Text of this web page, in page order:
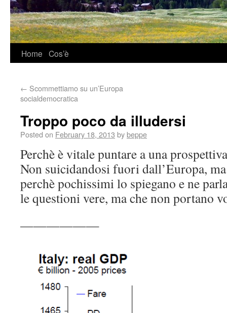
Home Cos’è
← Scommettiamo su un’Europa
socialdemocratica
Troppo poco da illudersi
Posted on February 18, 2013 bybeppe
Perchè è vitale puntare a una
Non suicidandosi fuori dall’Europa,
perchè pochissimi lo spiegano e ne
le questioni vere, ma che non portano
——————